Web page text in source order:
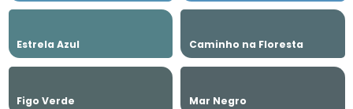
Estrela Azul Caminho na Floresta
Figo Verde Mar Negro